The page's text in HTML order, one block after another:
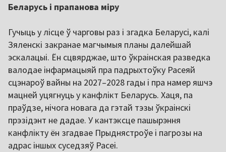
Беларусь і прапанова міру
Гучыць у лісце ў чарговы раз і згадка Беларусі, калі
Зяленскі закранае магчымыя планы далейшай
эскалацыі. Ён сцвярджае, што ўкраінская разведка
валодае інфармацыяй пра падрыхтоўку Расеяй
сцэнароў вайны на 2027–2028 гады і пра намер яшчэ
мацней уцягнуць у канфлікт Беларусь. Хаця, па
праўдзе, нічога новага да гэтай тэзы ўкраінскі
прэзідэнт не дадае. У кантэксце пашырэння
канфлікту ён згадвае Прыднястроўе і пагрозы на
адрас іншых суседзяў Расеі.